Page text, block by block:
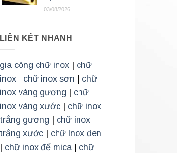
03/08/2026
LIÊN KẾT NHANH
gia công chữ inox| chữ
inox| chữ inox sơn
chữ
inox vàng gương
chữ
inox vàng xước| chữ inox
trắng gương
chữ inox
trắng xước| chữ inox đen
chữ inox đế mica| chữ